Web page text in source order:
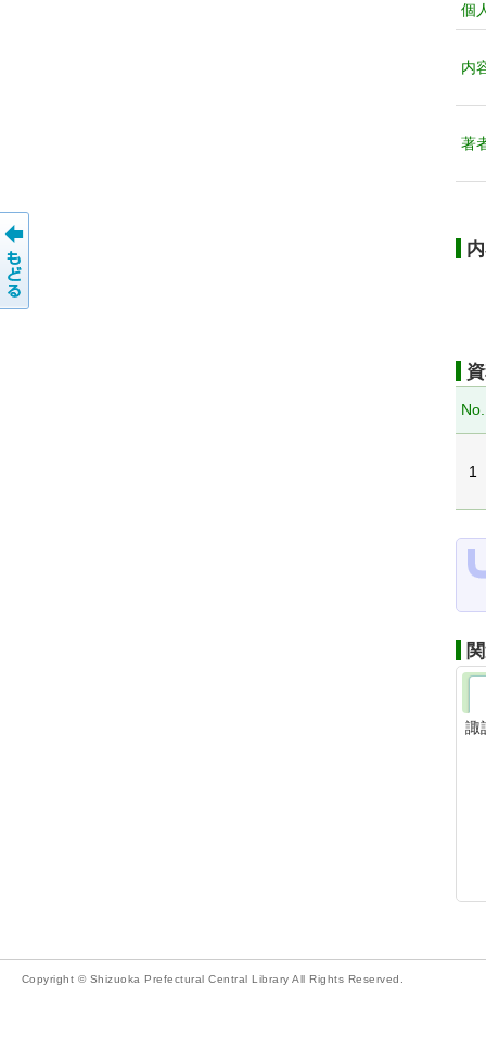
個
内
著
No.
1
諏
Copyright © Shizuoka Prefectural Central Library All Rights Reserved.